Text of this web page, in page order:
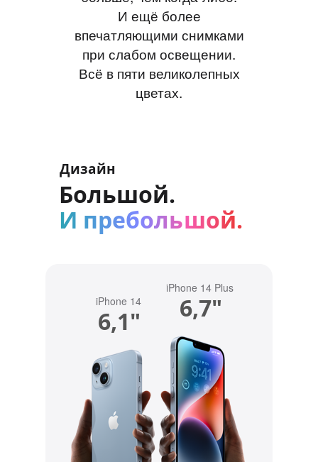
И ещё более
впечатляющими снимками
при слабом освещении.
Всё в пяти великолепных
цветах.
Дизайн
Большой.
И пребольшой.
iPhone 14
6,1"
iPhone 14 Plus
6,7"